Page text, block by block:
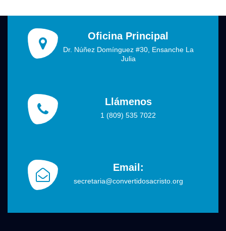
Oficina Principal
Dr. Núñez Domínguez #30, Ensanche La
Julia
Llámenos
1 (809) 535 7022
Email:
secretaria@convertidosacristo.org